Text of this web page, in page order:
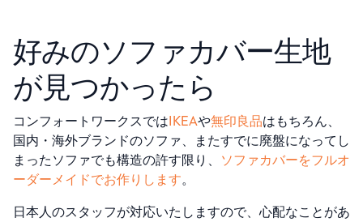
好みのソファカバー生地
が見つかったら
コンフォートワークスではIKEAや無印良品はもちろん、
国内・海外ブランドのソファ、またすでに廃盤になってし
まったソファでも構造の許す限り、
ソファカバーをフルオ
ーダーメイドでお作りします。
日本人のスタッフが対応いたしますので、心配なことがあ